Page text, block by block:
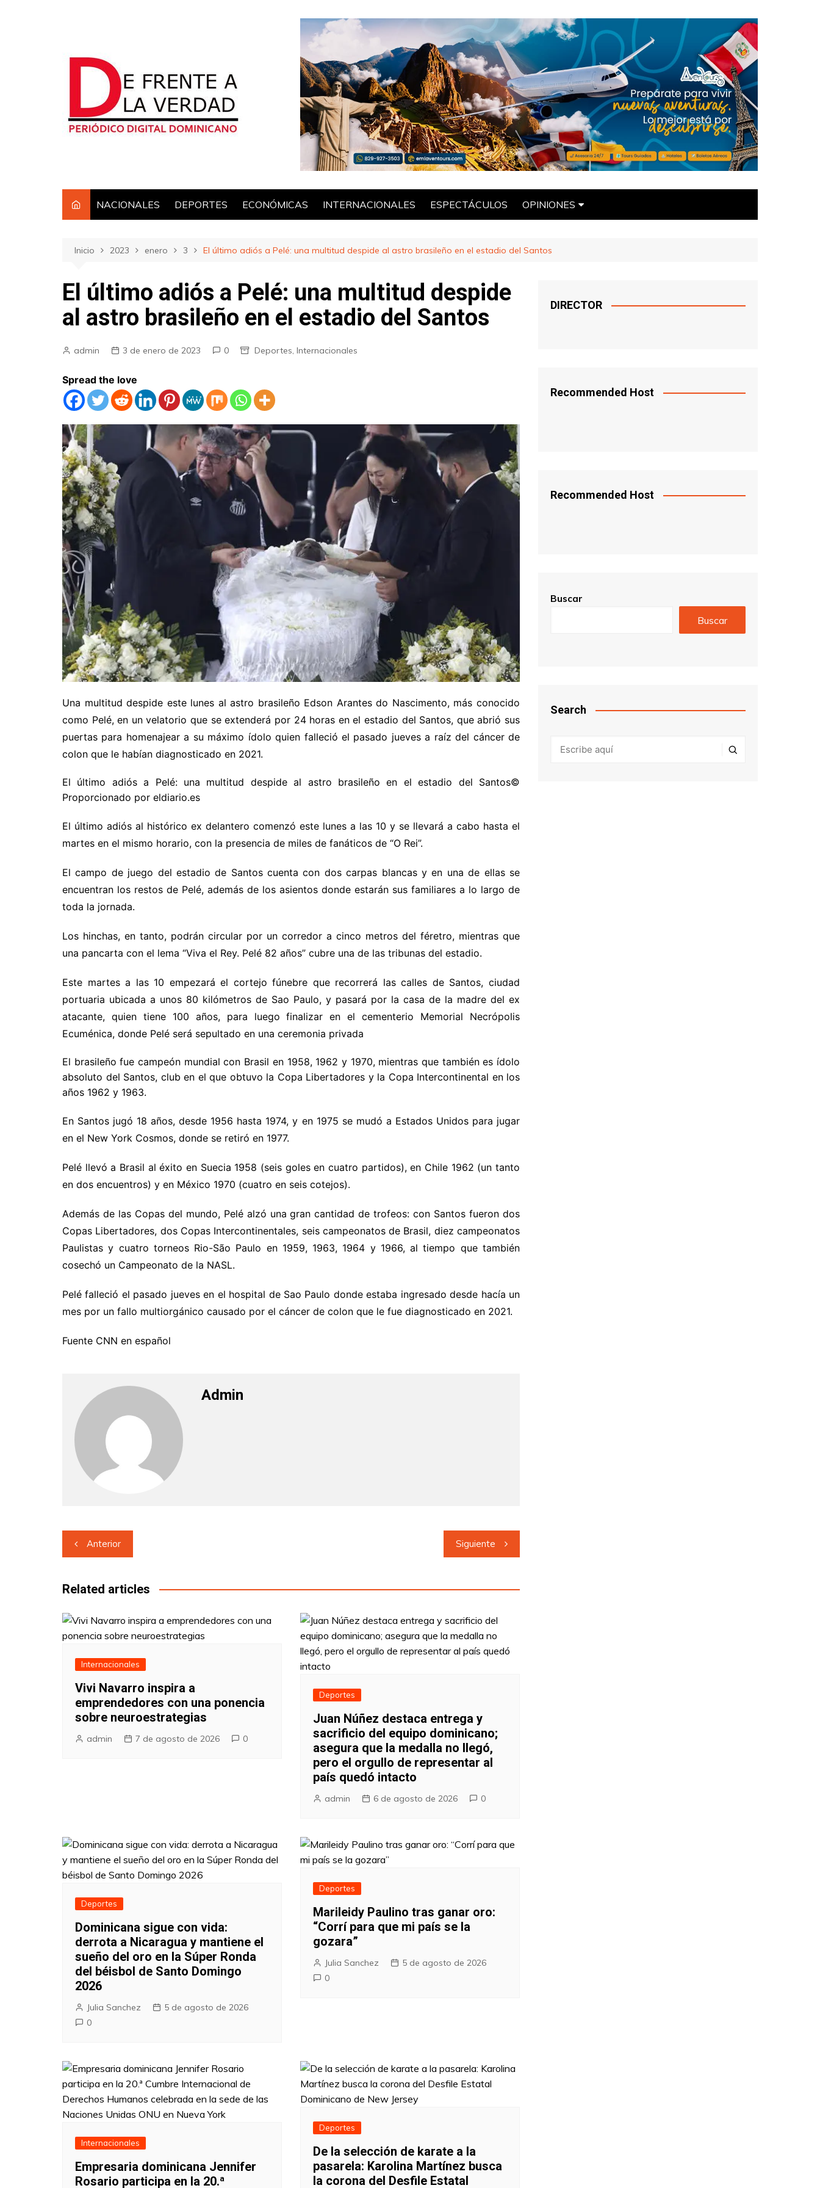
NACIONALES DEPORTES ECONÓMICAS INTERNACIONALES ESPECTÁCULOS OPINIONES
Inicio 2023 enero 3 El último adiós a Pelé: una multitud despide al astro brasileño en el estadio del Santos
El último adiós a Pelé: una multitud despide
al astro brasileño en el estadio del Santos
admin 3 de enero de 2023 0 Deportes, Internacionales
Spread the love
Una multitud despide este lunes al astro brasileño Edson Arantes do Nascimento, más conocido
como Pelé, en un velatorio que se extenderá por 24 horas en el estadio del Santos, que abrió sus
puertas para homenajear a su máximo ídolo quien falleció el pasado jueves a raíz del cáncer de
colon que le habían diagnosticado en 2021.
El último adiós a Pelé: una multitud despide al astro brasileño en el estadio del Santos©
Proporcionado por eldiario.es
El último adiós al histórico ex delantero comenzó este lunes a las 10 y se llevará a cabo hasta el
martes en el mismo horario, con la presencia de miles de fanáticos de “O Rei”.
El campo de juego del estadio de Santos cuenta con dos carpas blancas y en una de ellas se
encuentran los restos de Pelé, además de los asientos donde estarán sus familiares a lo largo de
toda la jornada.
Los hinchas, en tanto, podrán circular por un corredor a cinco metros del féretro, mientras que
una pancarta con el lema “Viva el Rey. Pelé 82 años” cubre una de las tribunas del estadio.
Este martes a las 10 empezará el cortejo fúnebre que recorrerá las calles de Santos, ciudad
portuaria ubicada a unos 80 kilómetros de Sao Paulo, y pasará por la casa de la madre del ex
atacante, quien tiene 100 años, para luego finalizar en el cementerio Memorial Necrópolis
Ecuménica, donde Pelé será sepultado en una ceremonia privada
El brasileño fue campeón mundial con Brasil en 1958, 1962 y 1970, mientras que también es ídolo
absoluto del Santos, club en el que obtuvo la Copa Libertadores y la Copa Intercontinental en los
años 1962 y 1963.
En Santos jugó 18 años, desde 1956 hasta 1974, y en 1975 se mudó a Estados Unidos para jugar
en el New York Cosmos, donde se retiró en 1977.
Pelé llevó a Brasil al éxito en Suecia 1958 (seis goles en cuatro partidos), en Chile 1962 (un tanto
en dos encuentros) y en México 1970 (cuatro en seis cotejos).
Además de las Copas del mundo, Pelé alzó una gran cantidad de trofeos: con Santos fueron dos
Copas Libertadores, dos Copas Intercontinentales, seis campeonatos de Brasil, diez campeonatos
Paulistas y cuatro torneos Rio-São Paulo en 1959, 1963, 1964 y 1966, al tiempo que también
cosechó un Campeonato de la NASL.
Pelé falleció el pasado jueves en el hospital de Sao Paulo donde estaba ingresado desde hacía un
mes por un fallo multiorgánico causado por el cáncer de colon que le fue diagnosticado en 2021.
Fuente CNN en español
Admin
Navegación
de
entradas
Anterior Siguiente
Related articles
Internacionales
Vivi Navarro inspira a
emprendedores con una ponencia
sobre neuroestrategias
admin 7 de agosto de 2026 0
Deportes
Juan Núñez destaca entrega y
sacrificio del equipo dominicano;
asegura que la medalla no llegó,
pero el orgullo de representar al
país quedó intacto
admin 6 de agosto de 2026 0
Deportes
Dominicana sigue con vida:
derrota a Nicaragua y mantiene el
sueño del oro en la Súper Ronda
del béisbol de Santo Domingo
2026
Julia Sanchez
5 de agosto de 2026
0
Deportes
Marileidy Paulino tras ganar oro:
“Corrí para que mi país se la
gozara”
Julia Sanchez
5 de agosto de 2026
0
Internacionales
Empresaria dominicana Jennifer
Rosario participa en la 20.ª
Deportes
De la selección de karate a la
pasarela: Karolina Martínez busca
la corona del Desfile Estatal
DIRECTOR
Recommended Host
Recommended Host
Buscar
Buscar
Search